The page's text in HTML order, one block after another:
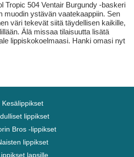
Tropic 504 Ventair Burgundy -baskeri
muodin ystävän vaatekaappiin. Sen
väri tekevät siitä täydellisen kaikille,
Älä missaa tilaisuutta lisätä
lippiskokoelmaasi. Hanki omasi nyt
Kesälippikset
lippikset
Bros -lippikset
lippikset
lapsille